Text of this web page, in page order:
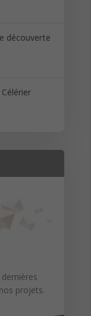
découverte
projets.